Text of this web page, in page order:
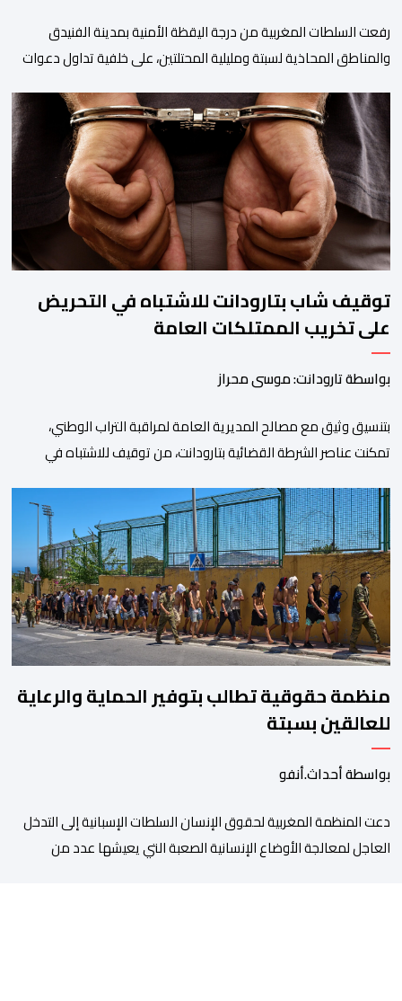
رفعت السلطات المغربية من درجة اليقظة الأمنية بمدينة الفنيدق
والمناطق المحاذية لسبتة ومليلية المحتلتين، على خلفية تداول دعوات
للوصول إلى المدينتين يوم 15 غشت الجاري. وعرفت المناطق الشمالية
خلال الساعات الأخيرة انتشارا أمنيا مكثفا، خاصة بالمحاور الطرقية
المؤدية إلى الفنيدق، حيث جرى تعزيز الدوريات وإقامة […]
توقيف شاب بتارودانت للاشتباه في التحريض
على تخريب الممتلكات العامة
بواسطة تارودانت: موسى محراز
بتنسيق وثيق مع مصالح المديرية العامة لمراقبة التراب الوطني،
تمكنت عناصر الشرطة القضائية بتارودانت، من توقيف للاشتباه في
ممتلكات الدولة، وذلك على خلفية دعوات للاحتجاج جرى تداولها عبر
مواقع التواصل الاجتماعي تحت اسم ما بات يعرف بـ” Genz212
“.وبحسب المعطيات المتوفرة، جاء توقيف المعني بالأمر […]
منظمة حقوقية تطالب بتوفير الحماية والرعاية
للعالقين بسبتة
بواسطة أحداث.أنفو
دعت المنظمة المغربية لحقوق الإنسان السلطات الإسبانية إلى التدخل
العاجل لمعالجة الأوضاع الإنسانية الصعبة التي يعيشها عدد من